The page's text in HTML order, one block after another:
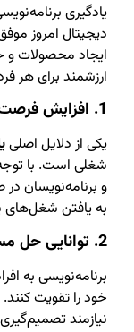
یادگیری
دیجیتال امروز
ایجاد محصولات و
ارزشمند برای هر
1. افزایش فرصت‌های شغلی
یکی از دلایل اصلی
شغلی است. با توجه
و برنامه‌نویسان
به یافتن شغل‌های
2. توانایی حل مسائل
برنامه‌نویسی به
خود را تقویت
نیازمند